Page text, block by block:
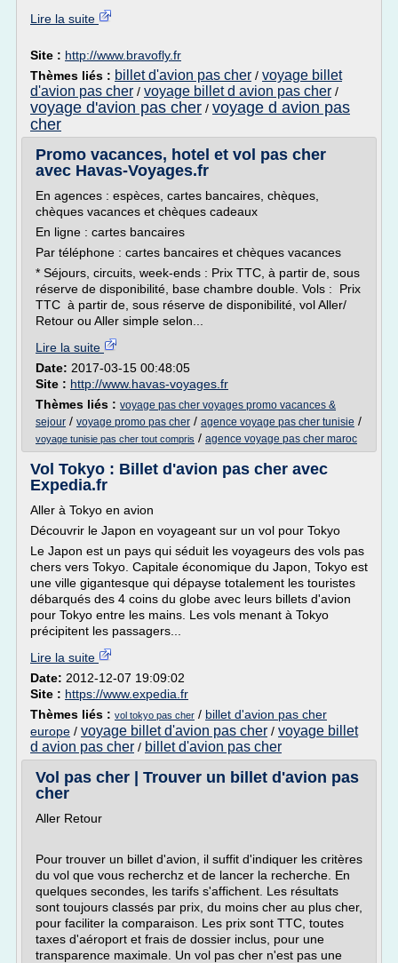
Lire la suite
Site : http://www.bravofly.fr
Thèmes liés : billet d'avion pas cher / voyage billet
d'avion pas cher / voyage billet d avion pas cher /
voyage d'avion pas cher / voyage d avion pas
cher
Promo vacances, hotel et vol pas cher
avec Havas-Voyages.fr
En agences : espèces, cartes bancaires, chèques,
chèques vacances et chèques cadeaux
En ligne : cartes bancaires
Par téléphone : cartes bancaires et chèques vacances
* Séjours, circuits, week-ends : Prix TTC, à partir de, sous
réserve de disponibilité, base chambre double. Vols : Prix
TTC à partir de, sous réserve de disponibilité, vol Aller/
Retour ou Aller simple selon...
Lire la suite
Date: 2017-03-15 00:48:05
Site : http://www.havas-voyages.fr
Thèmes liés : voyage pas cher voyages promo vacances &
sejour / voyage promo pas cher / agence voyage pas cher tunisie /
voyage tunisie pas cher tout compris / agence voyage pas cher maroc
Vol Tokyo : Billet d'avion pas cher avec
Expedia.fr
Aller à Tokyo en avion
Découvrir le Japon en voyageant sur un vol pour Tokyo
Le Japon est un pays qui séduit les voyageurs des vols pas
chers vers Tokyo. Capitale économique du Japon, Tokyo est
une ville gigantesque qui dépayse totalement les touristes
débarqués des 4 coins du globe avec leurs billets d'avion
pour Tokyo entre les mains. Les vols menant à Tokyo
précipitent les passagers...
Lire la suite
Date: 2012-12-07 19:09:02
Site : https://www.expedia.fr
Thèmes liés : vol tokyo pas cher / billet d'avion pas cher
europe / voyage billet d'avion pas cher / voyage billet
d avion pas cher / billet d'avion pas cher
Vol pas cher | Trouver un billet d'avion pas
cher
Aller Retour
Pour trouver un billet d'avion, il suffit d'indiquer les critères
du vol que vous recherchz et de lancer la recherche. En
quelques secondes, les tarifs s'affichent. Les résultats
sont toujours classés par prix, du moins cher au plus cher,
pour faciliter la comparaison. Les prix sont TTC, toutes
taxes d'aéroport et frais de dossier inclus, pour une
transparence maximale. Un vol pas cher n'est pas une